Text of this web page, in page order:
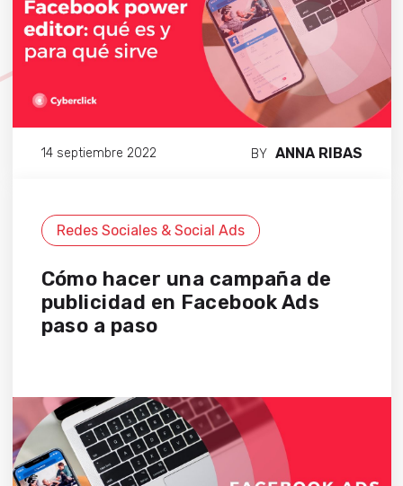
14 septiembre 2022 BY ANNA RIBAS
Redes Sociales & Social Ads
Cómo hacer una campaña de
publicidad en Facebook Ads
paso a paso